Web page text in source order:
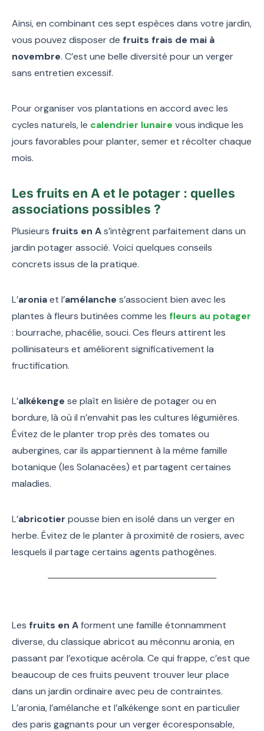
Ainsi, en combinant ces sept espèces dans votre jardin,
vous pouvez disposer de fruits frais de mai à
novembre. C’est une belle diversité pour un verger
sans entretien excessif.
Pour organiser vos plantations en accord avec les
cycles naturels, le calendrier lunaire vous indique les
jours favorables pour planter, semer et récolter chaque
mois.
Les fruits en A et le potager : quelles
associations possibles ?
Plusieurs fruits en As’intègrent parfaitement dans un
jardin potager associé. Voici quelques conseils
concrets issus de la pratique.
L’aroniaet l’amélanche s’associent bien avec les
plantes à fleurs butinées comme les fleurs au potager
: bourrache, phacélie, souci. Ces fleurs attirent les
pollinisateurs et améliorent significativement la
fructification.
L’alkékenge se plaît en lisière de potager ou en
bordure, là où il n’envahit pas les cultures légumières.
Évitez de le planter trop près des tomates ou
aubergines, car ils appartiennent à la même famille
botanique (les Solanacées) et partagent certaines
maladies.
L’abricotier pousse bien en isolé dans un verger en
herbe. Évitez de le planter à proximité de rosiers, avec
lesquels il partage certains agents pathogènes.
Les fruits en Aforment une famille étonnamment
diverse, du classique abricot au méconnu aronia, en
passant par l’exotique acérola. Ce qui frappe, c’est que
beaucoup de ces fruits peuvent trouver leur place
dans un jardin ordinaire avec peu de contraintes.
L’aronia, l’amélanche et l’alkékenge sont en particulier
des paris gagnants pour un verger écoresponsable,